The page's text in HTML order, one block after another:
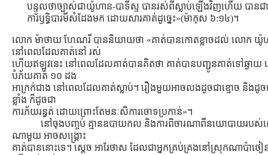
បន្ទូលថាច្បាស់ជាយ៉ូហាន-បាទីស្ទ បានរស់ពីស្លាប់ឡើងវិញហើយ បានជ
ការឫទ្ធិបារមីសំដែងមក ដោយសារគាត់ដូច្នេះ»(ម៉ាកុស ៦:១៤)។
លោក ម៉ាថាយ ហែណរី បាននិយាយថា «គាត់បានកោតខ្លាចដល់ លោក យ៉ូ
នៅពេលដែលគាត់នៅ រស់
ហើយឥឡូវនេះ នៅពេលដែលគាត់បានគិតថា គាត់បានបញ្ជូនគាត់ទៅឆ្ងាយ
បំភ័យគាត់ ១០ ដង
អាក្រក់ជាង នៅពេលដែលគាត់ស្លាប់។ រឿងមួយអាចលងដូចជាខ្មោច និងដូ
ខ្លាំង ក៏ដូចជា
ការភ័យរន្ធត់ ដោយព្រោះតែមនៈសិការចោទប្រកាន់»។
នៅចុងបញ្ចប់ គ្មានឧបាយកល និងការពិចារណាពីនយោបាយរបស់ស្
ណាមួយ អាចសង្រ្គោះ
គាត់បាននោះទេ។ ស្ដេច អារែថាស ដែលជាអ្នកគ្រប់គ្រងនៅស្រុកណាប៉ាថ